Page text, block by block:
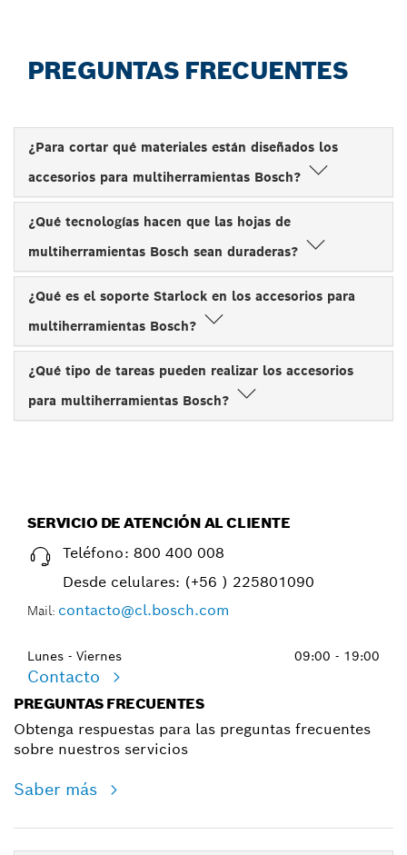
PREGUNTAS FRECUENTES
¿Para cortar qué materiales están diseñados los
accesorios para multiherramientas Bosch?
¿Qué tecnologías hacen que las hojas de
multiherramientas Bosch sean duraderas?
¿Qué es el soporte Starlock en los accesorios para
multiherramientas Bosch?
¿Qué tipo de tareas pueden realizar los accesorios
para multiherramientas Bosch?
SERVICIO DE ATENCIÓN AL CLIENTE
Teléfono: 800 400 008
Desde celulares: (+56 ) 225801090
Mail: contacto@cl.bosch.com
Lunes - Viernes 09:00 - 19:00
Contacto
PREGUNTAS FRECUENTES
Obtenga respuestas para las preguntas frecuentes
sobre nuestros servicios
Saber más